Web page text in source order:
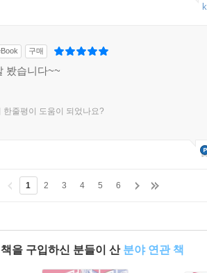
구매
봤습니다~~
한줄평이 도움이 되었나요?
1 2 3 4 5 6
을 구입하신 분들이 산 분야 연관 책